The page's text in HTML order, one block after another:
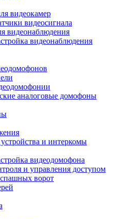
видеокамер
видеосигнала
видеонаблюдения
видеонаблюдения
аналоговые домофоны
и интеркомы
видеодомофона
и управления доступом
ворот